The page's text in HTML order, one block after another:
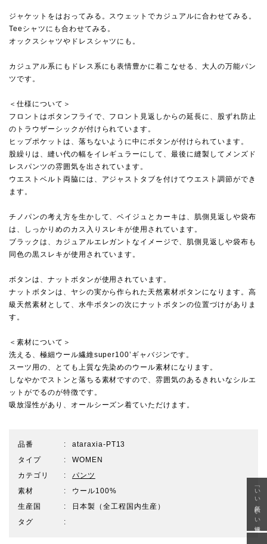
ジャケットをはおってみる。スウェットでカジュアルに合わせてみる。
Teeシャツにも合わせてみる。
オックスシャツやドレスシャツにも。
カジュアル系にもドレス系にも表情豊かに着こなせる、大人の万能パン
ツです。
＜仕様について＞
フロントはボタンフライで、フロント見返しからの延長に、股ずれ防止
のトラウザーシックが付けられています。
ヒップポケットは、落ちないように中にボタンが付けられています。
股繰りは、縫い代の幅をイレギュラーにして、最後に縫製してメンズド
レスパンツの雰囲気を出されています。
ウエストベルト両脇には、アジャストタブを付けてウエスト調節ができ
ます。
チノパンの考え方を生かして、ベイジュとカーキは、肌側見返しや袋布
は、しっかりめのカス入りスレキが使用されています。
ブラックは、カジュアルエレガントなイメージで、肌側見返しや袋布も
同色の黒スレキが使用されています。
ボタンは、ナットボタンが使用されています。
ナットボタンは、ヤシの実から作られた天然素材ボタンになります。高
級天然素材として、水牛ボタンの次にナットボタンの位置づけがありま
す。
＜素材について＞
洗える、極細ウール繊維super100’ギャバジンです。
スーツ用の、とても上質な先染めのウール素材になります。
しなやかでストンと落ちる素材ですので、雰囲気のあるきれいなシルエ
ットがでるのが特徴です。
吸放湿性があり、オールシーズン着ていただけます。
品番
ataraxia-PT13
タイプ
WOMEN
カテゴリ
パンツ
素材
ウール100%
生産国
日本製（全工程国内生産）
タグ
「いい年齢 いい洋服」